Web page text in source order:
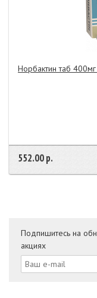
Норбактин таб
552.00 р.
Подпишитесь на
акциях